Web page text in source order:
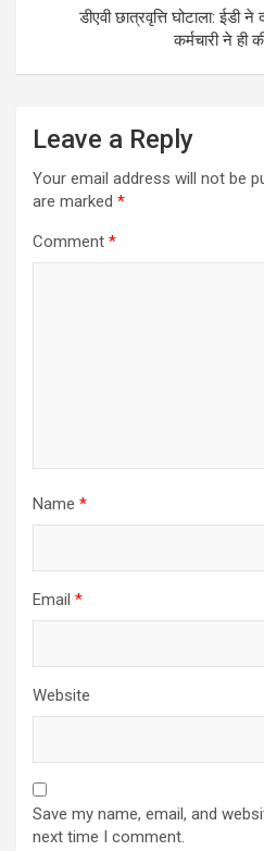
डीएवी छात्रवृत्ति घोटाला:
कर्मचारी ने ही
Leave a Reply
Your email address will not be
are marked *
Comment *
Name *
Email *
Website
Save my name, email, and
next time I comment.